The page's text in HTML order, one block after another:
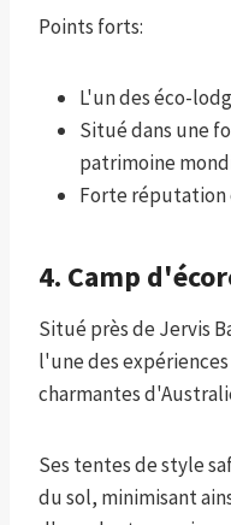
Points forts:
L'un des éco-
Situé dans une
patrimoine
Forte
4. Camp
Situé près de Jervis
l'une des
charmantes
Ses tentes de style
du sol, minimisant